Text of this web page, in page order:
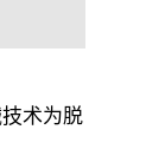
术为脱